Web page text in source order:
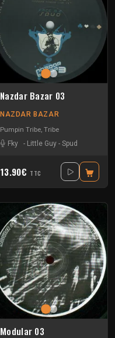
Nazdar Bazar 03
NAZDAR BAZAR
Pumpin Tribe Tribe
Fky
- Little Guy - Spud
13.90€ TTC
Modular 03